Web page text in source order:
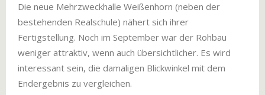
Die neue Mehrzweckhalle Weißenhorn (neben der
bestehenden Realschule) nähert sich ihrer
Fertigstellung. Noch im September war der Rohbau
weniger attraktiv, wenn auch übersichtlicher. Es wird
interessant sein, die damaligen Blickwinkel mit dem
Endergebnis zu vergleichen.